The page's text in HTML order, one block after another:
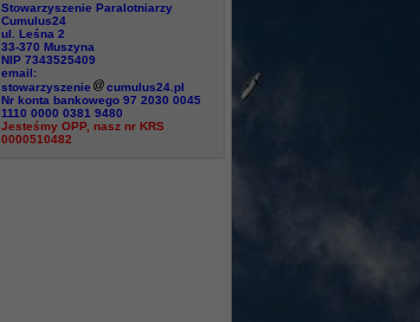
Stowarzyszenie Paralotniarzy
Cumulus24
ul. Leśna 2
33-370 Muszyna
NIP 7343525409
email:
stowarzyszenie
cumulus24.pl
Nr konta bankowego 97 2030 0045
1110 0000 0381 9480
Jesteśmy OPP, nasz nr KRS
0000510482